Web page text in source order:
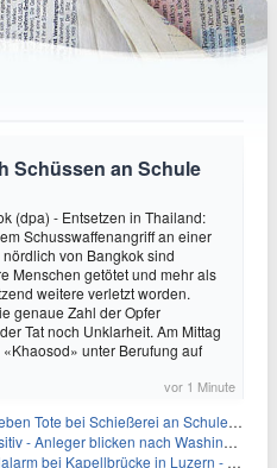
Schüssen an Schule
(dpa) - Entsetzen in Thailand:
Schusswaffenangriff an einer
von Bangkok sind
Menschen getötet und mehr als
weitere verletzt worden.
genaue Zahl der Opfer
Tat noch Unklarheit. Am Mittag
unter Berufung auf
vor 1 Minute
bei Schießerei an Schule nahe Bangkok
- Anleger blicken nach Washington
bei Kapellbrücke in Luzern - Spinnen?